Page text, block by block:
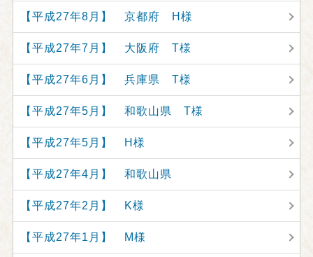
【平成27年8月】 京都府 H様
【平成27年7月】 大阪府 T様
【平成27年6月】 兵庫県 T様
【平成27年5月】 和歌山県 T様
【平成27年5月】 H様
【平成27年4月】 和歌山県
【平成27年2月】 K様
【平成27年1月】 M様